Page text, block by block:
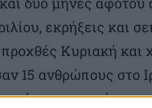
εκρήξεις και
Κυριακή και
15 ανθρώπους στο